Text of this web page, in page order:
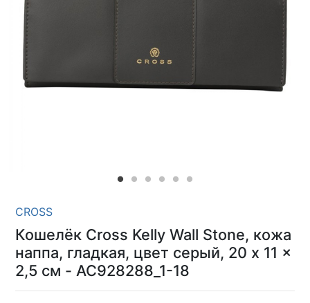
CROSS
Кошелёк Cross Kelly Wall Stone, кожа
наппа, гладкая, цвет серый, 20 x 11 x
2,5 см - AC928288_1-18